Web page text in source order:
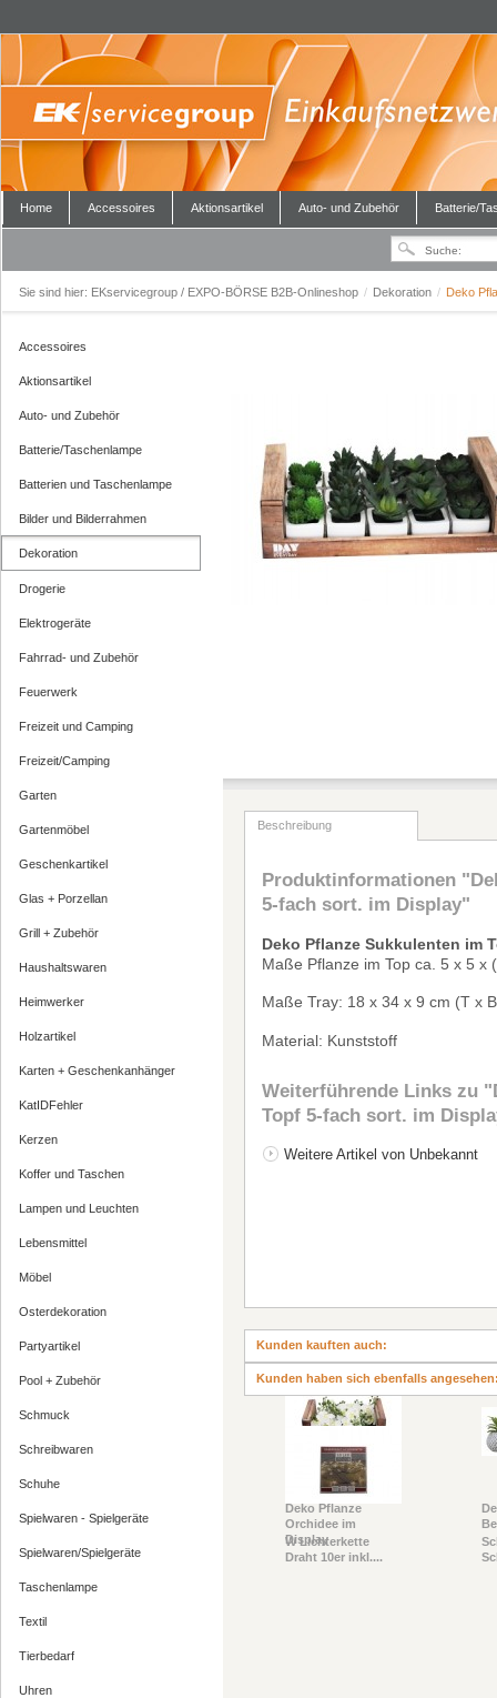
Home Accessoires Aktionsartikel Auto- und Zubehör Batterie/
Sie sind hier: EKservicegroup / EXPO-BÖRSE B2B-Onlineshop / Dekoration / Deko
Accessoires
Aktionsartikel
Auto- und Zubehör
Batterie/Taschenlampe
Batterien und Taschenlampe
Bilder und Bilderrahmen
Dekoration
Drogerie
Elektrogeräte
Fahrrad- und Zubehör
Feuerwerk
Freizeit und Camping
Freizeit/Camping
Garten
Gartenmöbel
Geschenkartikel
Glas + Porzellan
Grill + Zubehör
Haushaltswaren
Heimwerker
Holzartikel
Karten + Geschenkanhänger
KatIDFehler
Kerzen
Koffer und Taschen
Lampen und Leuchten
Lebensmittel
Möbel
Osterdekoration
Partyartikel
Pool + Zubehör
Schmuck
Schreibwaren
Schuhe
Spielwaren - Spielgeräte
Spielwaren/Spielgeräte
Taschenlampe
Textil
Tierbedarf
Uhren
Beschreibung
Produktinformationen
5-fach sort. im Display"
Deko Pflanze Sukkulenten im
Maße Pflanze im Top ca. 5 x 5 x
Maße Tray: 18 x 34 x 9 cm (T x
Material: Kunststoff
Weiterführende Links zu
Topf 5-fach sort. im
Weitere Artikel von Unbekannt
Kunden kauften auch:
Deko Pflanze
Orchidee im
Display
Kunden haben sich ebenfalls
W Lichterkette
Draht 10er inkl....